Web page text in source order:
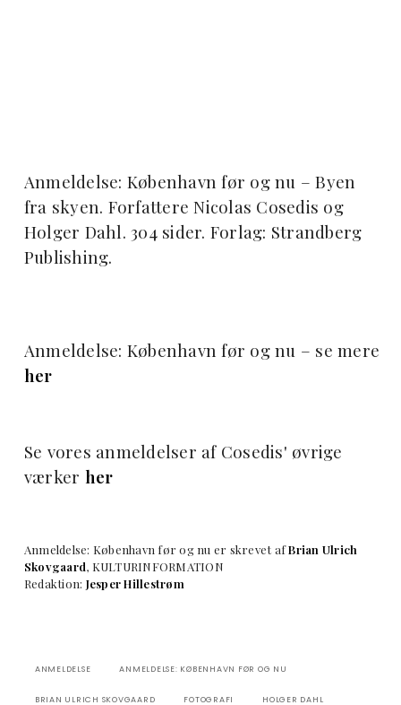
Anmeldelse: København før og nu – Byen
fra skyen. Forfattere Nicolas Cosedis og
Holger Dahl. 304 sider. Forlag: Strandberg
Publishing.
Anmeldelse: København før og nu – se mere
her
Se vores anmeldelser af Cosedis' øvrige
værker her
Anmeldelse: København før og nu er skrevet afBrian Ulrich
Skovgaard, KULTURINFORMATION
Redaktion: Jesper Hillestrøm
ANMELDELSE ANMELDELSE: KØBENHAVN FØR OG NU
BRIAN ULRICH SKOVGAARD FOTOGRAFI HOLGER DAHL